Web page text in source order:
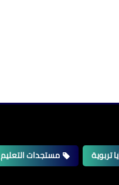
تربوية مستجدات التعليم